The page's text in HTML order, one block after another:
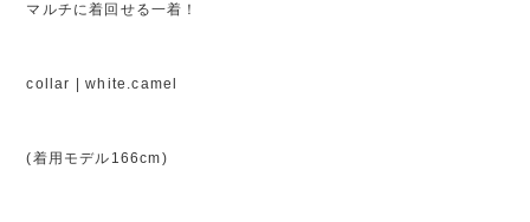
マルチに着回せる一着！
collar | white.camel
(着用モデル166cm)